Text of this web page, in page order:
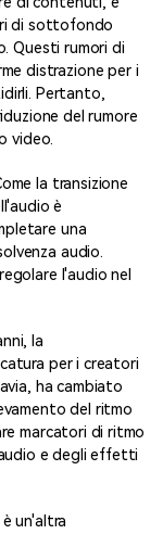
di sottofondo
Questi rumori di
distrazione per i
Pertanto,
del rumore
video.
la transizione
è
una
audio.
l'audio nel
la
per i creatori
ha cambiato
del ritmo
marcatori di ritmo
e degli effetti
un'altra